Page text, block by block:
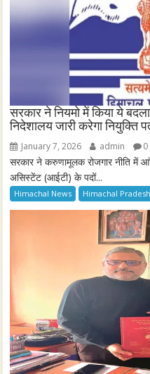
सरकार ने नियमो में किया ये
निदेशालय जारी करेगा नियुक्ति
January 7, 2026 admin 0
सरकार ने करुणामूलक रोजगार नीति
असिस्टेंट (आईटी) के पदों...
Himachal News Himachal Pradesh